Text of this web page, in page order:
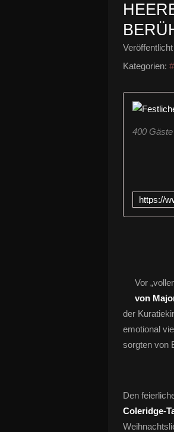
Kategorien:
400
Vor
von
der
emotional
sorgten von
Den
Coleridge-